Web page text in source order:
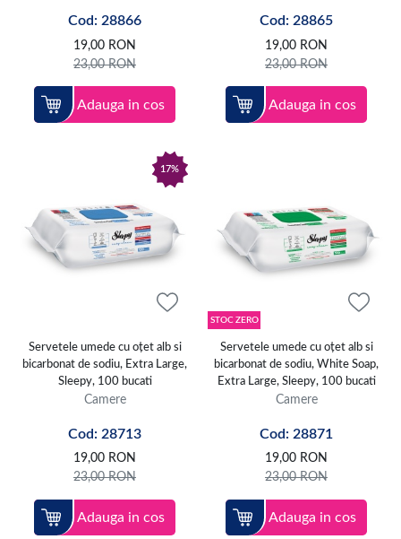
Cod: 28866
19,00 RON
23,00RON
Adauga in cos
Cod: 28865
19,00 RON
23,00RON
Adauga in cos
17%
Servetele umede cu oțet alb si
bicarbonat de sodiu, Extra Large,
Sleepy, 100 bucati
Camere
Cod: 28713
19,00 RON
23,00RON
Adauga in cos
STOC ZERO
Servetele umede cu oțet alb si
bicarbonat de sodiu, White Soap,
Extra Large, Sleepy, 100 bucati
Camere
Cod: 28871
19,00 RON
23,00RON
Adauga in cos